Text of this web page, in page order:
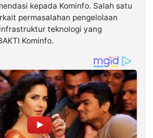
kepada Kominfo. Salah satu
permasalahan pengelolaan
teknologi yang
Kominfo.